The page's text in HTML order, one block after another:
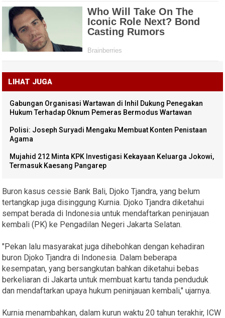
LIHAT JUGA
Gabungan Organisasi Wartawan di Inhil Dukung Penegakan
Hukum Terhadap Oknum Pemeras Bermodus Wartawan
Polisi: Joseph Suryadi Mengaku Membuat Konten Penistaan
Agama
Mujahid 212 Minta KPK Investigasi Kekayaan Keluarga Jokowi,
Termasuk Kaesang Pangarep
Buron kasus cessie Bank Bali, Djoko Tjandra, yang belum
tertangkap juga disinggung Kurnia. Djoko Tjandra diketahui
sempat berada di Indonesia untuk mendaftarkan peninjauan
kembali (PK) ke Pengadilan Negeri Jakarta Selatan.
"Pekan lalu masyarakat juga dihebohkan dengan kehadiran
buron Djoko Tjandra di Indonesia. Dalam beberapa
kesempatan, yang bersangkutan bahkan diketahui bebas
berkeliaran di Jakarta untuk membuat kartu tanda penduduk
dan mendaftarkan upaya hukum peninjauan kembali," ujarnya.
Kurnia menambahkan, dalam kurun waktu 20 tahun terakhir, ICW